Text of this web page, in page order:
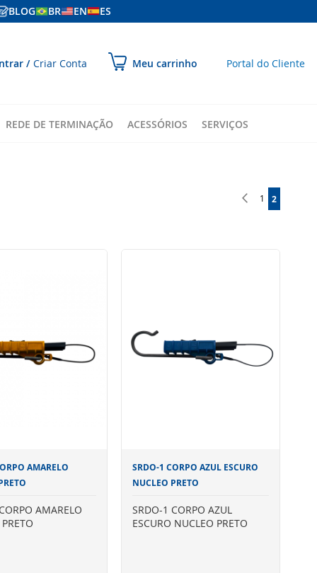
BLOG BR EN ES
Criar Conta Meu carrinho Portal do Cliente
REDE DE TERMINAÇÃO ACESSÓRIOS SERVIÇOS
Página
Anterior
Página
1 VOCÊ
2
AMARELO
AMARELO
SRDO-1 CORPO AZUL ESCURO
NUCLEO PRETO
SRDO-1 CORPO AZUL
ESCURO NUCLEO PRETO